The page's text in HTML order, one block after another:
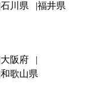
石川県 福井県
大阪府
和歌山県